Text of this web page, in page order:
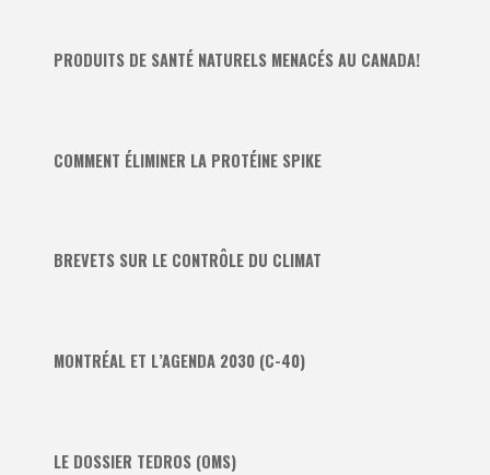
PRODUITS DE SANTÉ NATURELS MENACÉS AU CANADA!
COMMENT ÉLIMINER LA PROTÉINE SPIKE
BREVETS SUR LE CONTRÔLE DU CLIMAT
MONTRÉAL ET L’AGENDA 2030 (C-40)
LE DOSSIER TEDROS (OMS)